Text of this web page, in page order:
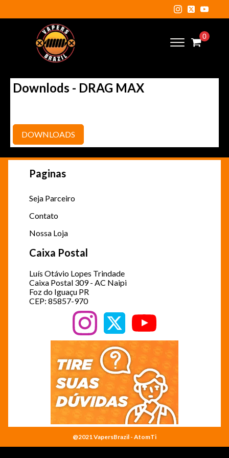
Downlods - DRAG MAX
DOWNLOADS
Paginas
Seja Parceiro
Contato
Nossa Loja
Caixa Postal
Luís Otávio Lopes Trindade
Caixa Postal 309 - AC Naipi
Foz do Iguaçu PR
CEP: 85857-970
@2021 VapersBrazil - AtomTi